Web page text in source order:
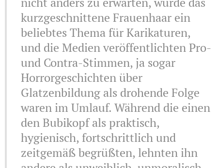
kurzgeschnittene Frauenhaar ein
beliebtes Thema für Karikaturen,
und die Medien veröffentlichten Pro-
und Contra-Stimmen, ja sogar
Horrorgeschichten über
Glatzenbildung als drohende Folge
waren im Umlauf. Während die einen
den Bubikopf als praktisch,
hygienisch, fortschrittlich und
zeitgemäß begrüßten, lehnten ihn